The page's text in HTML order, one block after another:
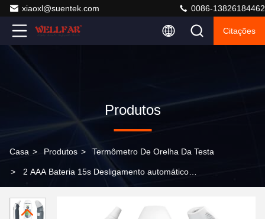
xiaoxl@suentek.com 0086-13826184462
Citações
Produtos
Casa > Produtos > Termômetro De Orelha Da Testa
> 2 AAA Bateria 15s Desligamento automático